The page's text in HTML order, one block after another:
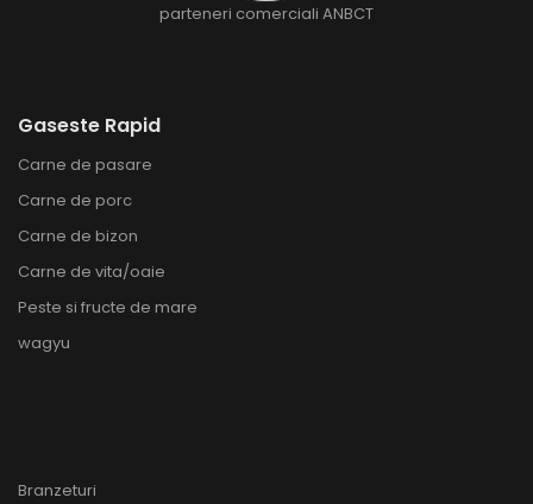
parteneri comerciali ANBCT
Gaseste Rapid
Carne de pasare
Carne de porc
Carne de bizon
Carne de vita/oaie
Peste si fructe de mare
wagyu
Branzeturi